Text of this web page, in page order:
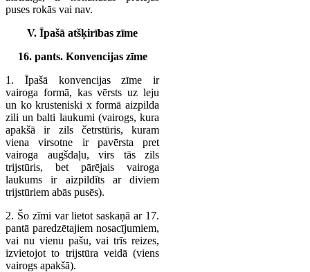
puses rokās vai nav.
V. Īpašā atšķirības zīme
16. pants. Konvencijas zīme
1. Īpašā konvencijas zīme ir
vairoga formā, kas vērsts uz leju
un ko krusteniski x formā aizpilda
zili un balti laukumi (vairogs, kura
apakšā ir zils četrstūris, kuram
viena virsotne ir pavērsta pret
vairoga augšdaļu, virs tās zils
trijstūris, bet pārējais vairoga
laukums ir aizpildīts ar diviem
trijstūriem abās pusēs).
2. Šo zīmi var lietot saskaņā ar 17.
pantā paredzētajiem nosacījumiem,
vai nu vienu pašu, vai trīs reizes,
izvietojot to trijstūra veidā (viens
vairogs apakšā).